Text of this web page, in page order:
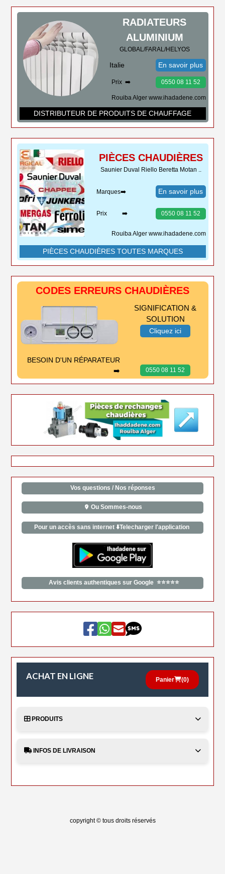
RADIATEURS
ALUMINIUM
GLOBAL/FARAL/HELYOS
Italie En savoir plus
Prix ➡️ 0550 08 11 52
Rouiba Alger www.ihadadene.com
DISTRIBUTEUR DE PRODUITS DE CHAUFFAGE
PIÈCES CHAUDIÈRES
Saunier Duval Riello Beretta Motan ..
Marques➡️ En savoir plus
Prix ➡️ 0550 08 11 52
Rouiba Alger www.ihadadene.com
PIÈCES CHAUDIÈRES TOUTES MARQUES
CODES ERREURS CHAUDIÈRES
SIGNIFICATION &
SOLUTION
Cliquez ici
0550 08 11 52
BESOIN D'UN RÉPARATEUR
➡️
Vos questions / Nos réponses
Ou Sommes-nous
Pour un accès sans internet ⬇️Telecharger l'application
Avis clients authentiques sur Google ⭐⭐⭐⭐⭐
ACHAT EN LIGNE Panier (0)
PRODUITS
INFOS DE LIVRAISON
copyright © tous droits réservés